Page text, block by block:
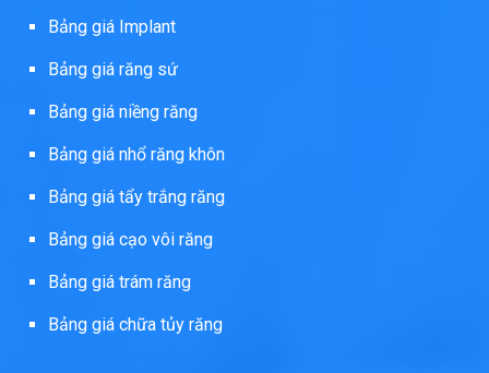
Bảng giá Implant
Bảng giá răng sứ
Bảng giá niềng răng
Bảng giá nhổ răng khôn
Bảng giá tẩy trắng răng
Bảng giá cạo vôi răng
Bảng giá trám răng
Bảng giá chữa tủy răng